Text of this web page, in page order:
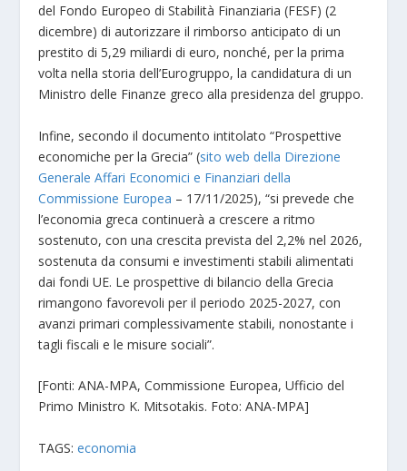
del Fondo Europeo di Stabilità Finanziaria (FESF) (2
dicembre) di autorizzare il rimborso anticipato di un
prestito di 5,29 miliardi di euro, nonché, per la prima
volta nella storia dell’Eurogruppo, la candidatura di un
Ministro delle Finanze greco alla presidenza del gruppo.
Infine, secondo il documento intitolato “Prospettive
economiche per la Grecia” (sito web della Direzione
Generale Affari Economici e Finanziari della
Commissione Europea – 17/11/2025), “si prevede che
l’economia greca continuerà a crescere a ritmo
sostenuto, con una crescita prevista del 2,2% nel 2026,
sostenuta da consumi e investimenti stabili alimentati
dai fondi UE. Le prospettive di bilancio della Grecia
rimangono favorevoli per il periodo 2025-2027, con
avanzi primari complessivamente stabili, nonostante i
tagli fiscali e le misure sociali”.
[Fonti: ANA-MPA, Commissione Europea, Ufficio del
Primo Ministro K. Mitsotakis. Foto: ANA-MPA]
TAGS:economia